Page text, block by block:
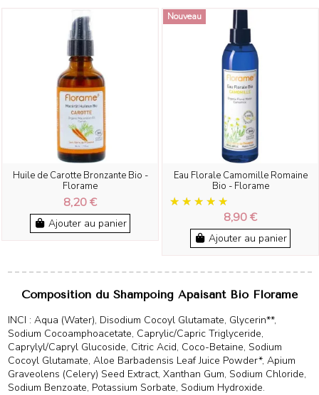
Huile de Carotte Bronzante Bio -
Florame
8,20 €
Ajouter au panier
Nouveau
Eau Florale Camomille Romaine
Bio - Florame
8,90 €
Ajouter au panier
Composition du Shampoing Apaisant Bio Florame
INCI : Aqua (Water), Disodium Cocoyl Glutamate, Glycerin**,
Sodium Cocoamphoacetate, Caprylic/Capric Triglyceride,
Caprylyl/Capryl Glucoside, Citric Acid, Coco-Betaine, Sodium
Cocoyl Glutamate, Aloe Barbadensis Leaf Juice Powder*, Apium
Graveolens (Celery) Seed Extract, Xanthan Gum, Sodium Chloride,
Sodium Benzoate, Potassium Sorbate, Sodium Hydroxide.